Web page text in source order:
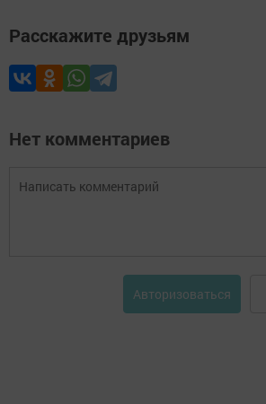
Расскажите друзьям
Нет комментариев
Авторизоваться